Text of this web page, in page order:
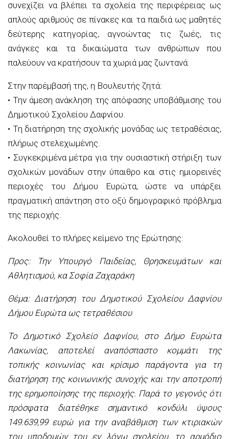
συνεχίζει να βλέπει τα σχολεία της περιφέρειας ως
απλούς αριθμούς σε πίνακες και τα παιδιά ως μαθητές
δεύτερης κατηγορίας, αγνοώντας τις ζωές, τις
ανάγκες και τα δικαιώματα των ανθρώπων που
παλεύουν να κρατήσουν τα χωριά μας ζωντανά.
Στην παρέμβασή της, η Βουλευτής ζητά:
• Την άμεση ανάκληση της απόφασης υποβάθμισης του
Δημοτικού Σχολείου Δαφνίου.
• Τη διατήρηση της σχολικής μονάδας ως τετραθέσιας,
πλήρως στελεχωμένης.
• Συγκεκριμένα μέτρα για την ουσιαστική στήριξη των
σχολικών μονάδων στην ύπαιθρο και στις ημιορεινές
περιοχές του Δήμου Ευρώτα, ώστε να υπάρξει
πραγματική απάντηση στο οξύ δημογραφικό πρόβλημα
της περιοχής.
Ακολουθεί το πλήρες κείμενο της Ερώτησης:
Προς: Την Υπουργό Παιδείας, Θρησκευμάτων και
Αθλητισμού, κα Σοφία Ζαχαράκη
Θέμα: Διατήρηση του Δημοτικού Σχολείου Δαφνίου
Δήμου Ευρώτα ως τετραθέσιου
Το Δημοτικό Σχολείο Δαφνίου, στο Δήμο Ευρώτα
Λακωνίας, αποτελεί αναπόσπαστο κομμάτι της
τοπικής κοινωνίας και κρίσιμο παράγοντα για τη
διατήρηση της κοινωνικής συνοχής και την αποτροπή
της ερημοποίησης της περιοχής. Παρά το γεγονός ότι
πρόσφατα διατέθηκε σημαντικό κονδύλι ύψους
149.639,99 ευρώ για την αναβάθμιση των κτιριακών
του υποδομών του εν λόγω σχολείου, το αρμόδιο